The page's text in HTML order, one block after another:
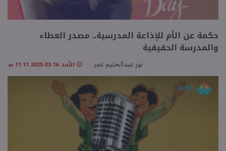
حكمة عن الأم للإذاعة المدرسية.. مصدر العطاء
والمدرسة الحقيقية
نور عبدالحليم عمر الأحد 16-03-2025 11:11 صـ